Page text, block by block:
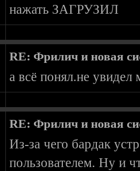
нажать ЗАГРУЗИЛ
RE: Фрилич и новая
а всё понял.не увидел
RE: Фрилич и новая
Из-за чего бардак
пользователем. Ну и